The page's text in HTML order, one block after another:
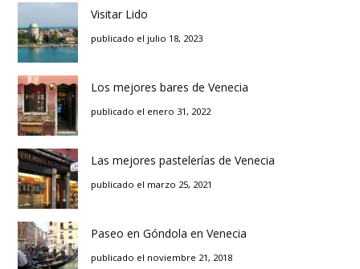
Visitar Lido
publicado el julio 18, 2023
Los mejores bares de Venecia
publicado el enero 31, 2022
Las mejores pastelerías de Venecia
publicado el marzo 25, 2021
Paseo en Góndola en Venecia
publicado el noviembre 21, 2018